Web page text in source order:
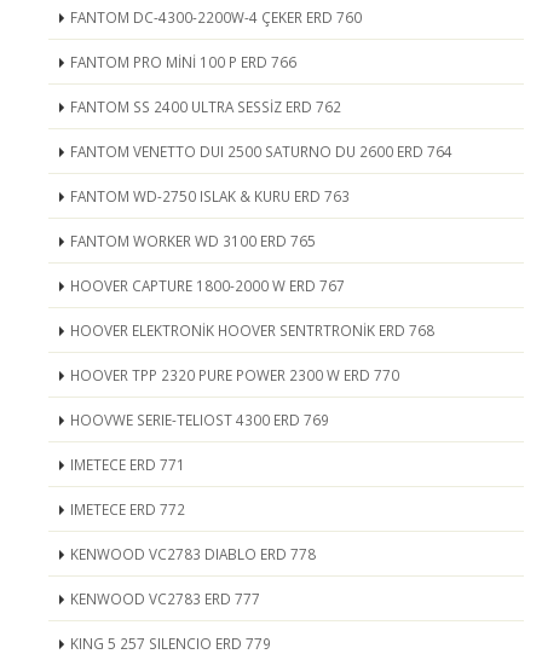
FANTOM DC-4300-2200W-4 ÇEKER ERD 760
FANTOM PRO MİNİ 100 P ERD 766
FANTOM SS 2400 ULTRA SESSİZ ERD 762
FANTOM VENETTO DUI 2500 SATURNO DU 2600 ERD 764
FANTOM WD-2750 ISLAK & KURU ERD 763
FANTOM WORKER WD 3100 ERD 765
HOOVER CAPTURE 1800-2000 W ERD 767
HOOVER ELEKTRONİK HOOVER SENTRTRONİK ERD 768
HOOVER TPP 2320 PURE POWER 2300 W ERD 770
HOOVWE SERIE-TELIOST 4300 ERD 769
IMETECE ERD 771
IMETECE ERD 772
KENWOOD VC2783 DIABLO ERD 778
KENWOOD VC2783 ERD 777
KING 5 257 SILENCIO ERD 779